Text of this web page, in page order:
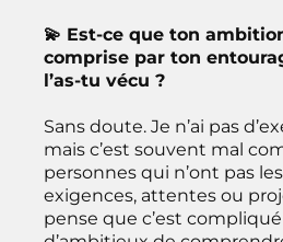
💫 Est-ce que ton
comprise par ton
l’as-tu vécu ?
Sans doute. Je n’ai pas
mais c’est souvent mal
personnes qui n’ont pas
exigences, attentes ou
pense que c’est